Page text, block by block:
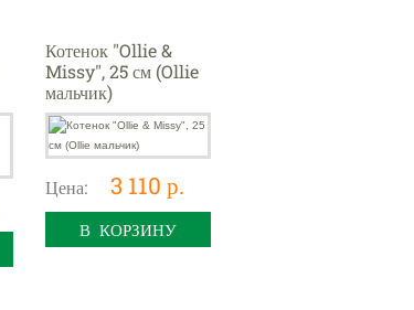
Котенок "Ollie &
Missy", 25 см (Ollie
мальчик)
Цена: 3 110 р.
В КОРЗИНУ